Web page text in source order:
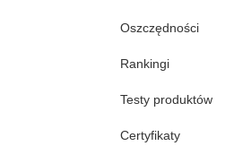
Oszczędności
Rankingi
Testy produktów
Certyfikaty